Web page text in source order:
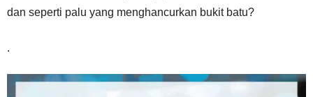
dan seperti palu yang menghancurkan bukit batu?
.